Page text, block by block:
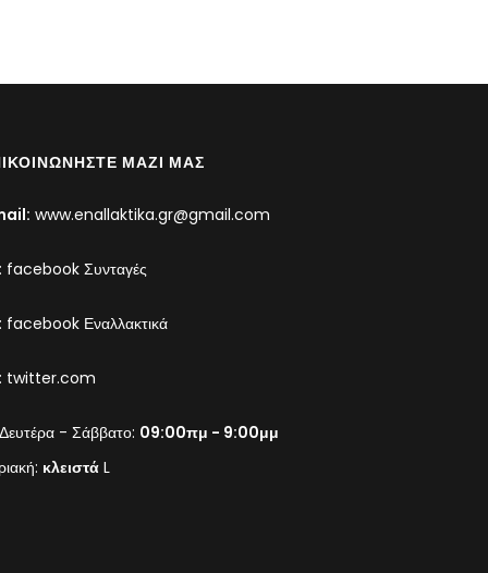
ΜΑΖΊ ΜΑΣ
www.enallaktika.gr@gmail.com
: facebook Συνταγές
: facebook Εναλλακτικά
: twitter.com
Δευτέρα - Σάββατο: 09:00πμ - 9:00μμ
κλειστά L